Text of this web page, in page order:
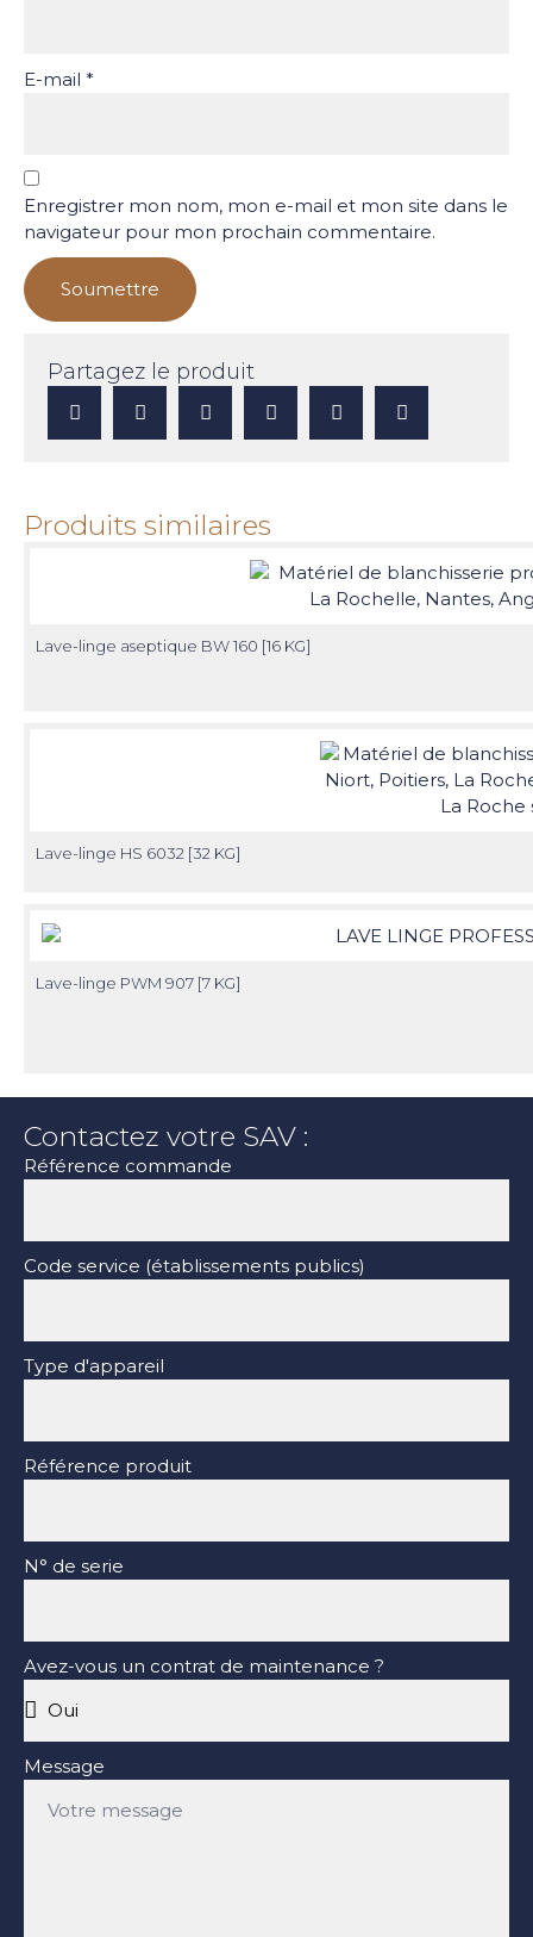
Partagez le produit
E-mail *
Enregistrer mon nom, mon e-mail et mon site dans le
navigateur pour mon prochain commentaire.
Produits similaires
Lave-linge aseptique BW 160 [16 KG]
Lave-linge HS 6032 [32 KG]
Lave-linge PWM 907 [7 KG]
Contactez votre SAV :
Référence commande
Code service (établissements publics)
Type d'appareil
Référence produit
N° de serie
Avez-vous un contrat de maintenance ?
Message